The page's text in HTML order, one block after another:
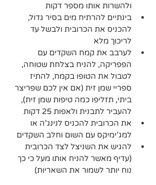
ולהשרות אותו מספר דקות
בינתיים להרתיח מים בסיר גדול,
להכניס את הכרובית ולבשל עד
לריכוך מלא
לערבב את קמח השקדים עם
הפפריקה, להניח בצלחת שטוחה,
לטבול את הטופו בקמח, להתיז
ספריי שמן זית (אם אין לכם שפריצר
ביתי, תזליפו כמה טיפות שמן זית),
להעביר לתבנית ולאפות 25 דקות
את הכרובית להכניס לנינג'ה או
למג'ימיקס עם השום וחלב השקדים
להגיש את השניצל לצד הכרובית
(עדיף מאשר להניח אותו מעל כי כך
נוח יותר לשמור את השאריות)